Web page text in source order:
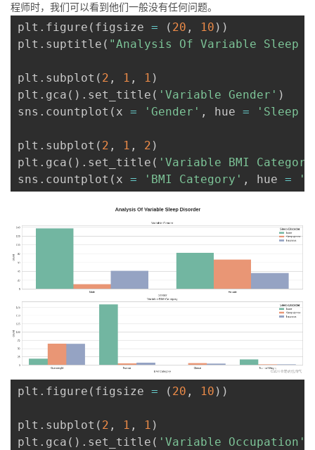
程师时，我们可以看到他们一般没有任何问题。
plt . figure ( figsize = ( 20 , 10 ) )
plt . suptitle ( "Analysis Of Variable Sleep
plt . subplot ( 2 , 1 , 1 )
plt . gca ( ) . set_title ( 'Variable Gender' )
sns . countplot ( x = 'Gender' , hue = 'Sleep
plt . subplot ( 2 , 1 , 2 )
plt . gca ( ) . set_title ( 'Variable BMI
sns . countplot ( x = 'BMI Category' , hue =
plt . figure ( figsize = ( 20 , 10 ) )
plt . subplot ( 2 , 1 , 1 )
plt . gca ( ) . set_title ( 'Variable Occupation'